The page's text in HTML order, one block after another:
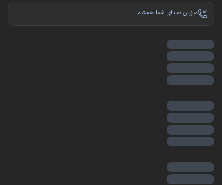
میزبان صدای شما هستیم